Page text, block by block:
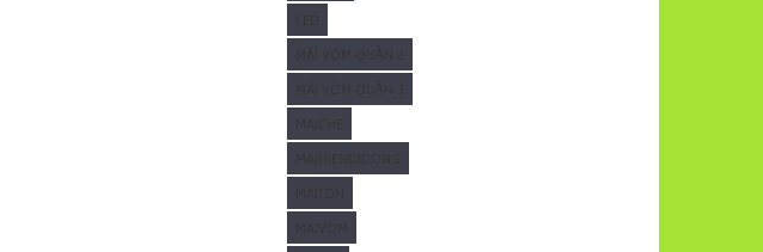
MÁI VÒM QUẬN 2
MÁI VÒM QUẬN 3
MAICHE
MAIHIENDIDONG
MAITON
MAIVOM